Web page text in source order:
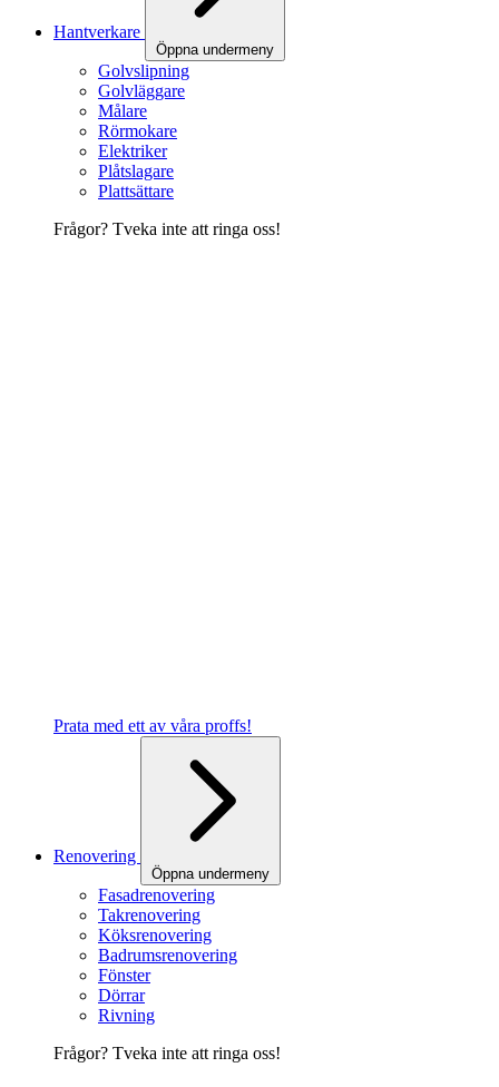
Hantverkare
Öppna undermeny
Golvslipning
Golvläggare
Målare
Rörmokare
Elektriker
Plåtslagare
Plattsättare
Frågor? Tveka inte att ringa oss!
Prata med ett av våra proffs!
Renovering
Öppna undermeny
Fasadrenovering
Takrenovering
Köksrenovering
Badrumsrenovering
Fönster
Dörrar
Rivning
Frågor? Tveka inte att ringa oss!